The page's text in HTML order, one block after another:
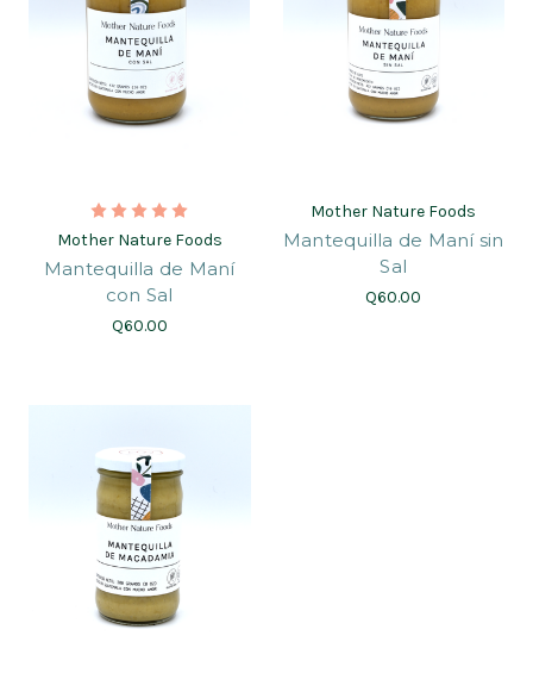
Mother Nature Foods
Mantequilla de Maní
con Sal
Q60.00
Mother Nature Foods
Mantequilla de Maní sin
Sal
Q60.00